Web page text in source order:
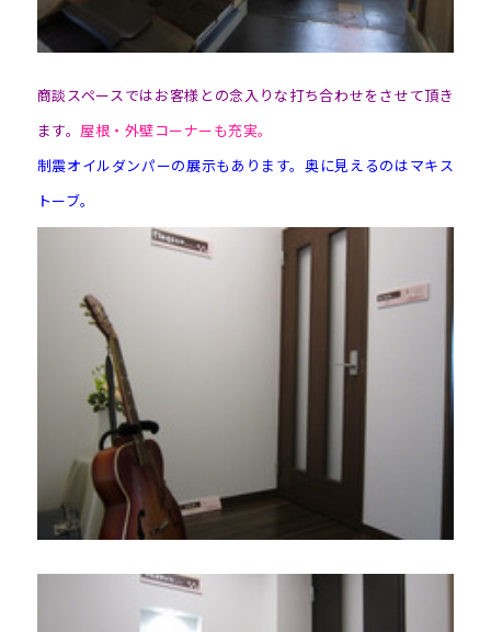
商談スペースではお客様との念入りな打ち合わせをさせて頂き
ます。 屋根・外壁コーナーも充実。
制震オイルダンパーの展示もあります。奥に見えるのはマキス
トーブ。